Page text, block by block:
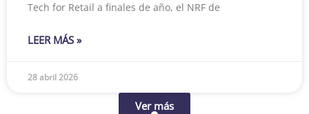
Tech for Retail a finales de año, el NRF de
LEER MÁS »
28 abril 2026
Ver más